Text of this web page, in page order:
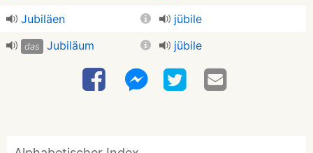
Jubiläen
jübile
das Jubiläum jübile